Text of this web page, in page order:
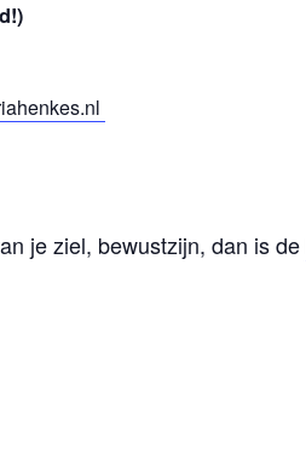
je ziel, bewustzijn, dan is de